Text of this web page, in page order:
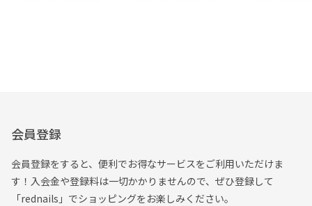
会員登録
会員登録をすると、便利でお得なサービスをご利用いただけま
す！入会金や登録料は一切かかりませんので、ぜひ登録して
「rednails」でショッピングをお楽しみください。